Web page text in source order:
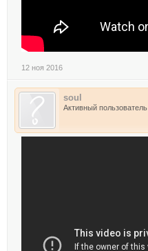
12 ноя 2016
soul
Активный пользователь